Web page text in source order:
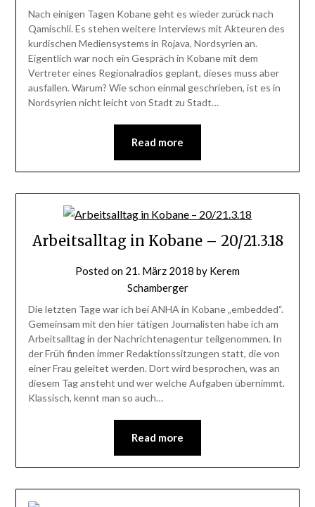
Nach einigen Tagen Kobane geht es wieder zurück nach
Qamischli. Es stehen weitere Interviews mit Akteuren des
kurdischen Mediensystems in Rojava, Nordsyrien an.
Eigentlich war noch ein Gespräch in Kobane mit dem
Vertreter eines Regionalradios geplant, dieses muss aber
ausfallen. Warum? Wie schon einmal geschrieben, ist es in
Nordsyrien nicht leicht von Stadt zu Stadt…
Read more
Arbeitsalltag in Kobane – 20/21.3.18
Posted on 21. März 2018 by Kerem
Schamberger
Die letzten Tage war ich bei ANHA in Kobane „embedded“.
Gemeinsam mit den hier tätigen Journalisten habe ich am
Arbeitsalltag in der Nachrichtenagentur teilgenommen. In
der Früh finden immer Redaktionssitzungen statt, die von
einer Frau geleitet werden. Dort wird besprochen, was an
diesem Tag ansteht und wer welche Aufgaben übernimmt.
Klassisch, kennt man so auch…
Read more